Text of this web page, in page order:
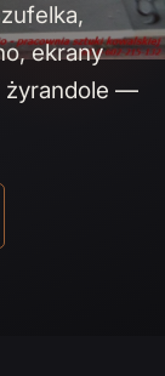
ekrany
żyrandole —